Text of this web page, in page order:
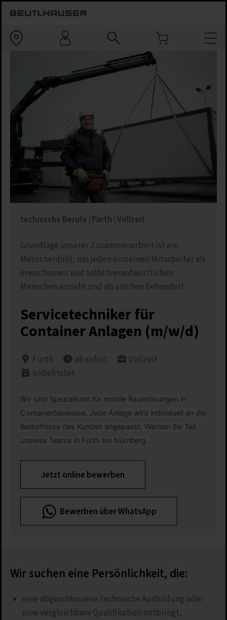
technische Berufe | Fürth | Vollzeit
Grundlage unserer Zusammenarbeit ist ein
Menschenbild, das jeden einzelnen Mitarbeiter als
erwachsenen und selbstverantwortlichen
Menschen ansieht und als solchen behandelt.
Servicetechniker für
Container Anlagen (m/w/d)
Fürth ab sofort
Vollzeit
unbefristet
Wir sind Spezialisten für mobile Raumlösungen in
Containerbauweise. Jede Anlage wird individuell an die
Bedürfnisse des Kunden angepasst. Werden Sie Teil
unseres Teams in Fürth bei Nürnberg.
Jetzt online bewerben
Bewerben über WhatsApp
Wir suchen eine Persönlichkeit, die:
eine abgeschlossene technische Ausbildung oder
eine vergleichbare Qualifikation mitbringt,